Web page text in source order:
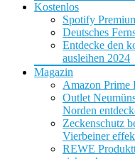
Kostenlos
Spotify
Deutsches
Entdecke den
ausleihen 2024
Magazin
Amazon Prime
Outlet
Norden
Zeckenschutz
Vierbeiner
REWE